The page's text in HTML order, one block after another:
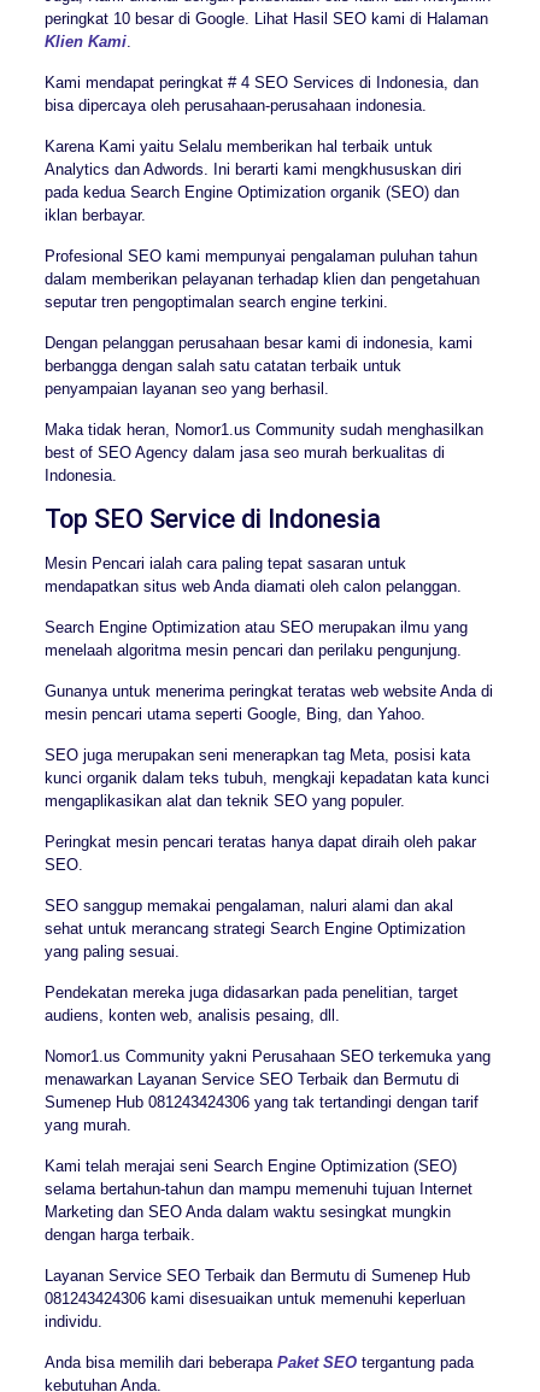
peringkat 10 besar di Google. Lihat Hasil SEO kami di Halaman
Klien Kami.
Kami mendapat peringkat # 4 SEO Services di Indonesia, dan
bisa dipercaya oleh perusahaan-perusahaan indonesia.
Karena Kami yaitu Selalu memberikan hal terbaik untuk
Analytics dan Adwords. Ini berarti kami mengkhususkan diri
pada kedua Search Engine Optimization organik (SEO) dan
iklan berbayar.
Profesional SEO kami mempunyai pengalaman puluhan tahun
dalam memberikan pelayanan terhadap klien dan pengetahuan
seputar tren pengoptimalan search engine terkini.
Dengan pelanggan perusahaan besar kami di indonesia, kami
berbangga dengan salah satu catatan terbaik untuk
penyampaian layanan seo yang berhasil.
Maka tidak heran, Nomor1.us Community sudah menghasilkan
best of SEO Agency dalam jasa seo murah berkualitas di
Indonesia.
Top SEO Service di Indonesia
Mesin Pencari ialah cara paling tepat sasaran untuk
mendapatkan situs web Anda diamati oleh calon pelanggan.
Search Engine Optimization atau SEO merupakan ilmu yang
menelaah algoritma mesin pencari dan perilaku pengunjung.
Gunanya untuk menerima peringkat teratas web website Anda di
mesin pencari utama seperti Google, Bing, dan Yahoo.
SEO juga merupakan seni menerapkan tag Meta, posisi kata
kunci organik dalam teks tubuh, mengkaji kepadatan kata kunci
mengaplikasikan alat dan teknik SEO yang populer.
Peringkat mesin pencari teratas hanya dapat diraih oleh pakar
SEO.
SEO sanggup memakai pengalaman, naluri alami dan akal
sehat untuk merancang strategi Search Engine Optimization
yang paling sesuai.
Pendekatan mereka juga didasarkan pada penelitian, target
audiens, konten web, analisis pesaing, dll.
Nomor1.us Community yakni Perusahaan SEO terkemuka yang
menawarkan Layanan Service SEO Terbaik dan Bermutu di
Sumenep Hub 081243424306 yang tak tertandingi dengan tarif
yang murah.
Kami telah merajai seni Search Engine Optimization (SEO)
selama bertahun-tahun dan mampu memenuhi tujuan Internet
Marketing dan SEO Anda dalam waktu sesingkat mungkin
dengan harga terbaik.
Layanan Service SEO Terbaik dan Bermutu di Sumenep Hub
081243424306 kami disesuaikan untuk memenuhi keperluan
individu.
Anda bisa memilih dari beberapa Paket SEOtergantung pada
kebutuhan Anda.